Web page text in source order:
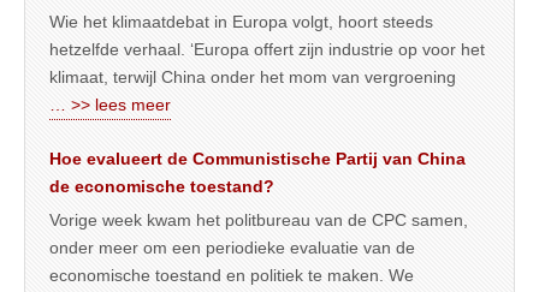
Wie het klimaatdebat in Europa volgt, hoort steeds
hetzelfde verhaal. ‘Europa offert zijn industrie op voor het
klimaat, terwijl China onder het mom van vergroening
… >> lees meer
Hoe evalueert de Communistische Partij van China
de economische toestand?
Vorige week kwam het politbureau van de CPC samen,
onder meer om een periodieke evaluatie van de
economische toestand en politiek te maken. We